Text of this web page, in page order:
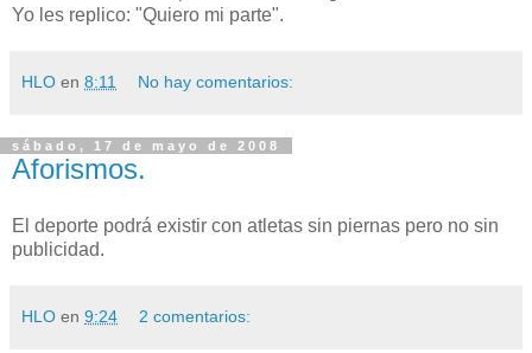
Yo les replico: "Quiero mi parte".
HLO en 8:11 No hay comentarios:
sábado, 17 de mayo de 2008
Aforismos.
El deporte podrá existir con atletas sin piernas pero no sin
publicidad.
HLO en 9:24 2 comentarios: